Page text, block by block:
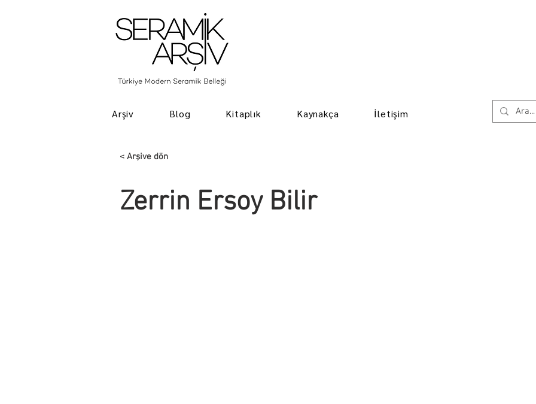
Arşiv Blog Kitaplık Kaynakça İletişim
< Arşive dön
Zerrin Ersoy Bilir